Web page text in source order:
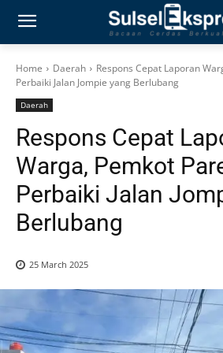
Home Daerah
Respons Cepat Laporan
Perbaiki Jalan Jompie yang Berlubang
Daerah
Respons Cepat
Warga, Pemkot
Perbaiki Jalan
Berlubang
25 March 2025